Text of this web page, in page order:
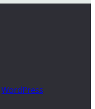
WordPress